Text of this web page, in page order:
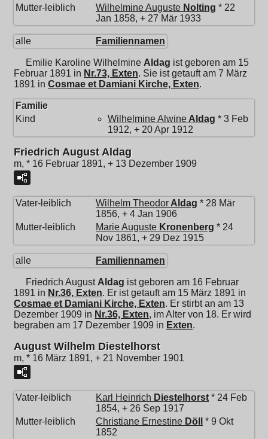
Mutter-leiblich
Wilhelmine Auguste Nolting * 22
Jan 1858, + 27 Mär 1933
alle Familiennamen
Emilie Karoline Wilhelmine Aldag ist geboren am 15
Februar 1891 in Nr.73, Exten. Sie ist getauft am 7 März
1891 in Cosmae et Damiani Kirche, Exten.
Familie
Kind
Wilhelmine Alwine Aldag * 3 Feb
1912, + 20 Apr 1912
Friedrich August Aldag
m, * 16 Februar 1891, + 13 Dezember 1909
Vater-leiblich Wilhelm Theodor Aldag * 28 Mär
1856, + 4 Jan 1906
Mutter-leiblich
Marie Auguste Kronenberg * 24
Nov 1861, + 29 Dez 1915
alle Familiennamen
Friedrich August Aldag ist geboren am 16 Februar
1891 in Nr.36, Exten. Er ist getauft am 15 März 1891 in
Cosmae et Damiani Kirche, Exten. Er stirbt an am 13
Dezember 1909 in Nr.36, Exten, im Alter von 18. Er wird
begraben am 17 Dezember 1909 in Exten.
August Wilhelm Diestelhorst
m, * 16 März 1891, + 21 November 1901
Vater-leiblich Karl Heinrich Diestelhorst * 24 Feb
1854, + 26 Sep 1917
Mutter-leiblich
Christiane Ernestine Döll
* 9 Okt
1852